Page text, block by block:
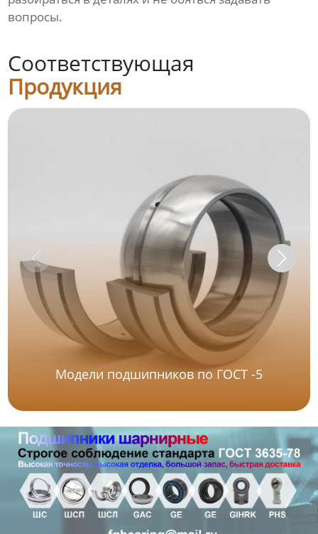
вопросы.
Соответствующая
Продукция
Модели подшипников по ГОСТ -5